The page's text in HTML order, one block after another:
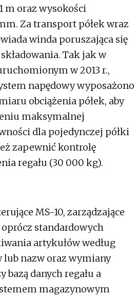
m oraz wysokości
Za transport półek wraz
winda poruszająca się
Tak jak w
w 2013 r.,
napędowy wyposażono
obciążenia półek, aby
maksymalnej
dla pojedynczej półki
zapewnić kontrolę
regału (30 000 kg).
MS-10, zarządzające
standardowych
artykułów według
lub nazw oraz wymiany
danych regału a
magazynowym